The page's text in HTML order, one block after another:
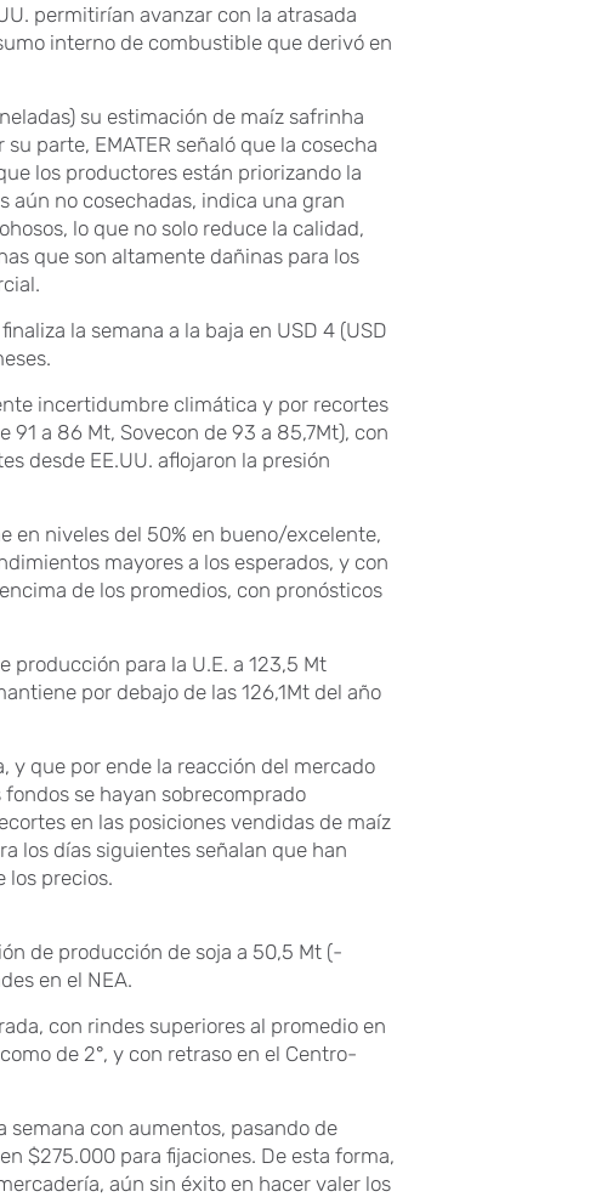
permitirían avanzar con la atrasada
interno de combustible que derivó en
su estimación de maíz safrinha
parte, EMATER señaló que la cosecha
los productores están priorizando la
aún no cosechadas, indica una gran
lo que no solo reduce la calidad,
que son altamente dañinas para los
la semana a la baja en USD 4 (USD
incertidumbre climática y por recortes
a 86 Mt, Sovecon de 93 a 85,7Mt), con
desde EE.UU. aflojaron la presión
en niveles del 50% en bueno/excelente,
mayores a los esperados, y con
de los promedios, con pronósticos
producción para la U.E. a 123,5 Mt
por debajo de las 126,1Mt del año
y que por ende la reacción del mercado
se hayan sobrecomprado
en las posiciones vendidas de maíz
los días siguientes señalan que han
los precios.
de producción de soja a 50,5 Mt (-
en el NEA.
con rindes superiores al promedio en
de 2°, y con retraso en el Centro-
semana con aumentos, pasando de
$275.000 para fijaciones. De esta forma,
aún sin éxito en hacer valer los